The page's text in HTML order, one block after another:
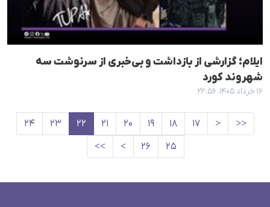
ایلام؛ گزارشی از بازداشت و بی‌خبری از سرنوشت سه
شهروند کورد
۱۶ خرداد ۱۴۰۵، ۲۲:۵۶
<<
< ۱۷ ۱۸ ۱۹ ۲۰ ۲۱ ۲۲ ۲۳
۲۴
۲۵
۲۶ >
>>